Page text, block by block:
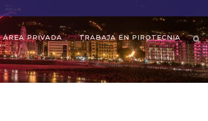
ÁREA PRIVADA TRABAJA EN PIROTECNIA